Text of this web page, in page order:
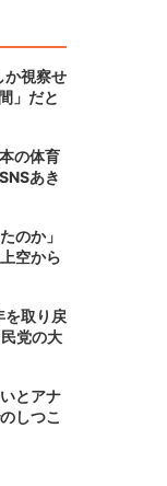
か視察せ
」だと
の体育
あき
のか」
空から
を取り戻
党の大
とアナ
しつこ